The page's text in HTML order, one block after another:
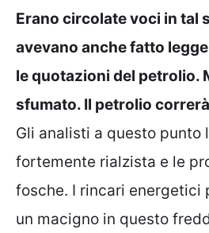
Erano circolate voci in tal
avevano anche fatto
le quotazioni del petrolio.
sfumato. Il petrolio
Gli analisti a questo punto
fortemente rialzista e le
fosche. I rincari energetici
un macigno in questo